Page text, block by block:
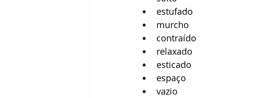
estufado
murcho
contraído
relaxado
esticado
espaço
vazio